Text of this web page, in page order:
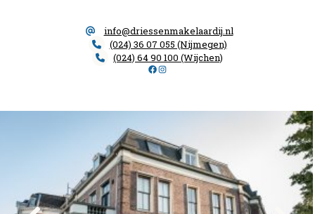
info@driessenmakelaardij.nl
(024) 36 07 055 (Nijmegen)
(024) 64 90 100 (Wijchen)
Facebook
Instagram